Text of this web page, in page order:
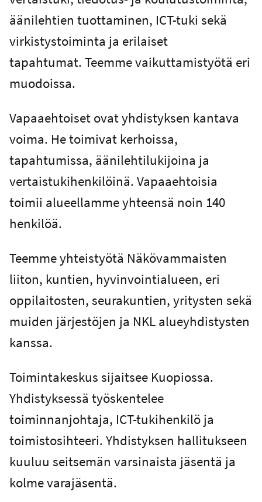
äänilehtien tuottaminen, ICT-tuki sekä
virkistystoiminta ja erilaiset
tapahtumat. Teemme vaikuttamistyötä eri
muodoissa.
Vapaaehtoiset ovat yhdistyksen kantava
voima. He toimivat kerhoissa,
tapahtumissa, äänilehtilukijoina ja
vertaistukihenkilöinä. Vapaaehtoisia
toimii alueellamme yhteensä noin 140
henkilöä.
Teemme yhteistyötä Näkövammaisten
liiton, kuntien, hyvinvointialueen, eri
oppilaitosten, seurakuntien, yritysten sekä
muiden järjestöjen ja NKL alueyhdistysten
kanssa.
Toimintakeskus sijaitsee Kuopiossa.
Yhdistyksessä työskentelee
toiminnanjohtaja, ICT-tukihenkilö ja
toimistosihteeri. Yhdistyksen hallitukseen
kuuluu seitsemän varsinaista jäsentä ja
kolme varajäsentä.